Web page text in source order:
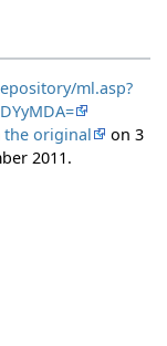
ml.asp?
the original
on 3
2011.